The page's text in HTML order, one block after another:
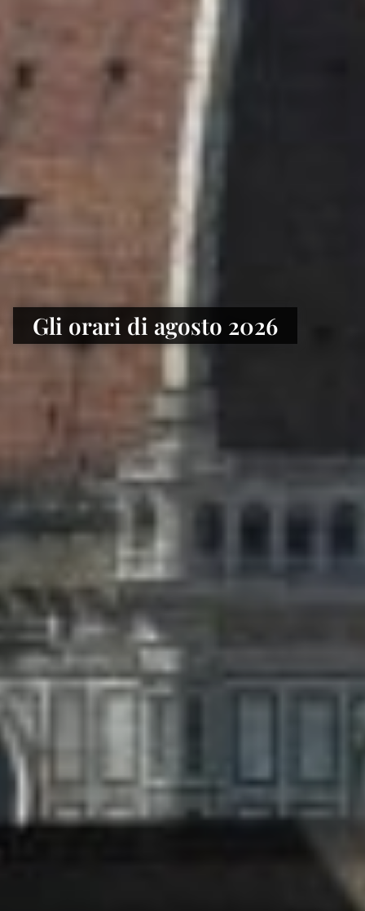
Gli orari di agosto 2026